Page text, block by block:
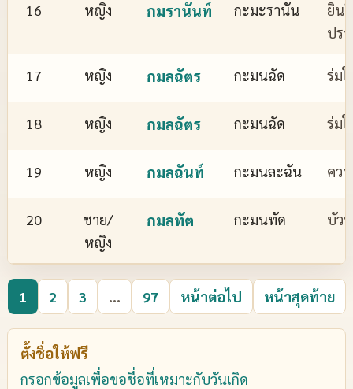
16 หญิง กมรานันท์ กะมะรานัน
ยิน
ปร
17 หญิง กมลฉัตร กะมนฉัด ร่มใ
18 หญิง กมลฉัตร กะมนฉัด ร่มใ
19 หญิง กมลฉันท์ กะมนละฉัน คว
20
ชาย/
หญิง
กมลทัต กะมนทัด บัว
1 2 3 ... 97 หน้าต่อไป หน้าสุดท้าย
ตั้งชื่อให้ฟรี
กรอกข้อมูลเพื่อขอชื่อที่เหมาะกับวันเกิด